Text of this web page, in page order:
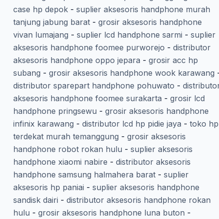
case hp depok- suplier aksesoris handphone murah
tanjung jabung barat- grosir aksesoris handphone
vivan lumajang - suplier lcd handphone sarmi - suplier
aksesoris handphone foomee purworejo - distributor
aksesoris handphone oppo jepara - grosir acc hp
subang - grosir aksesoris handphone wook karawang
distributor sparepart handphone pohuwato -
aksesoris handphone foomee surakarta - grosir lcd
handphone pringsewu - grosir aksesoris handphone
infinix karawang - distributor lcd hp pidie jaya - toko hp
terdekat murah temanggung - grosir aksesoris
handphone robot rokan hulu - suplier aksesoris
handphone xiaomi nabire - distributor aksesoris
handphone samsung halmahera barat- suplier
aksesoris hp paniai - suplier aksesoris handphone
sandisk dairi - distributor aksesoris handphone rokan
hulu - grosir aksesoris handphone luna buton -